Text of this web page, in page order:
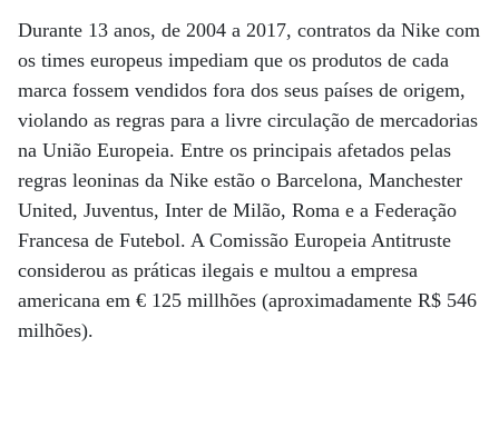
Durante 13 anos, de 2004 a 2017, contratos da Nike com
os times europeus impediam que os produtos de cada
marca fossem vendidos fora dos seus países de origem,
violando as regras para a livre circulação de mercadorias
na União Europeia. Entre os principais afetados pelas
regras leoninas da Nike estão o Barcelona, Manchester
United, Juventus, Inter de Milão, Roma e a Federação
Francesa de Futebol. A Comissão Europeia Antitruste
considerou as práticas ilegais e multou a empresa
americana em € 125 millhões (aproximadamente R$ 546
milhões).